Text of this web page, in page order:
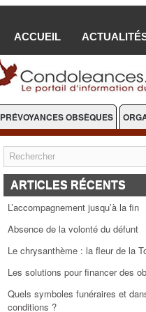
ACCUEIL
PRÉVOYANCES OBSÈQUES
ARTICLES RÉCENTS
L’accompagnement jusqu’à la fin
Absence de la volonté du défunt
Le chrysanthème : la fleur de la
Les solutions pour financer des
Quels symboles funéraires et
conditions ?